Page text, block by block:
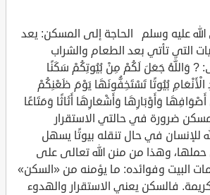
عليه وسلم الحاجة إلى المسكن: يعد
التي تأتي بعد الطعام والشراب
? وَاللَّهُ جَعَلَ لَكُمْ مِنْ بُيُوتِكُمْ سَكَنًا
بُيُوتًا تَسْتَخِفُّونَهَا يَوْمَ ظَعْنِكُمْ
وَأَوْبَارِهَا وَأَشْعَارِهَا أَثَاثًا وَمَتَاعًا
فالمسكن ضرورة في حالتي الاستقرار
للإنسان في حال تنقله بيوتًا يسهل
وهذا من منن الله تعالى على
البيت وفوائده: ما يؤمنه من «السكن»
فالسكن يعني الاستقرار والهدوء